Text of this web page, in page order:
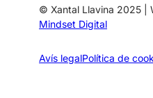
© Xantal Llavina 2025 |
Mindset Digital
Avís legalPolítica de